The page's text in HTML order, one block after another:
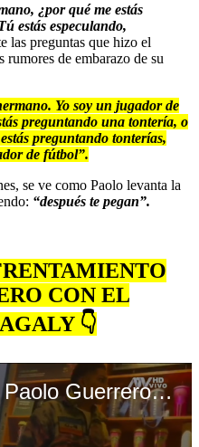
¿por qué me estás
estás especulando,
las preguntas que hizo el
rumores de embarazo de su
Yo soy un jugador de
preguntando una tontería, o
preguntando tonterías,
de fútbol”.
se ve como Paolo levanta la
“después te pegan”.
CON EL
👇
CORREO Y OJO | Paolo Guerrero intentó golpear a reportero de Magaly Medina: “después te pegan”